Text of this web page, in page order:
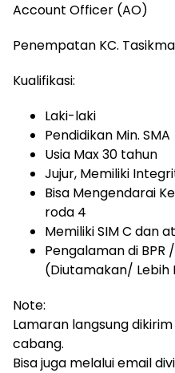
Account Officer (AO)
Penempatan KC.
Kualifikasi:
Laki-laki
Pendidikan Min. SMA
Usia Max 30 tahun
Jujur, Memiliki
Bisa Mengendarai
roda 4
Memiliki SIM C dan
Pengalaman di BPR
(Diutamakan/ Lebih
Note:
Lamaran langsung
cabang.
Bisa juga melalui email